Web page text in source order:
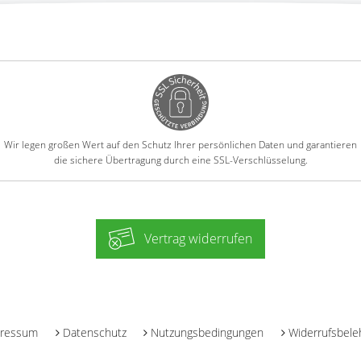
Wir legen großen Wert auf den Schutz Ihrer persönlichen Daten und garantieren
die sichere Übertragung durch eine SSL-Verschlüsselung.
Vertrag widerrufen
Datenschutz Nutzungsbedingungen